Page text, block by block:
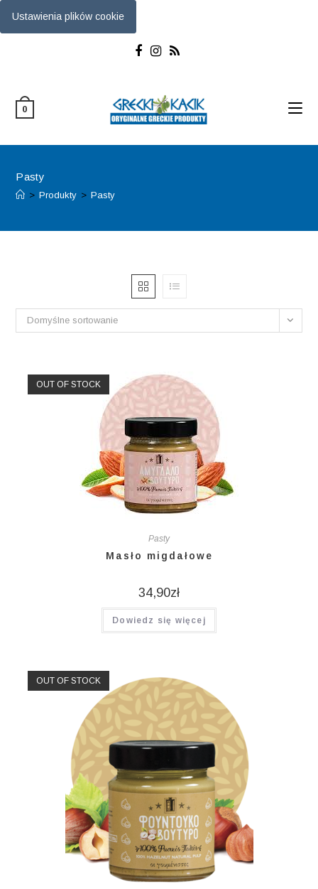
Ustawienia plików cookie
0
Pasty
> Produkty > Pasty
Domyślne sortowanie
OUT OF STOCK
Pasty
Masło migdałowe
34,90zł
Dowiedz się więcej
OUT OF STOCK